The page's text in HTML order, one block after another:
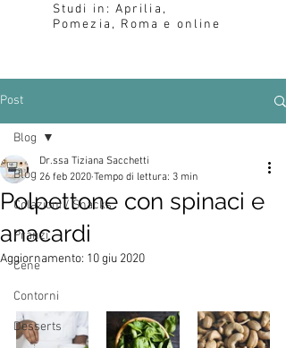
Studi in: Aprilia,
Pomezia, Roma e online
Post
Blog
Colazioni / Snacks
Pranzi
Cene
Contorni
Desserts
Blog
Polpettone con spinaci e
anacardi
Dr.ssa Tiziana Sacchetti
26 feb 2020 Tempo di lettura: 3 min
Aggiornamento: 10 giu 2020